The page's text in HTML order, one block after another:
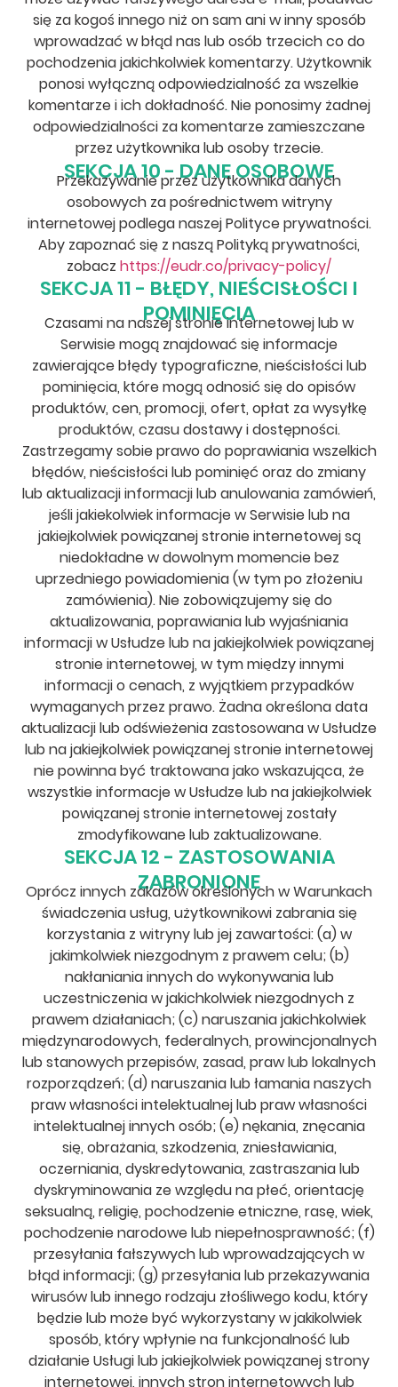
się za kogoś innego niż on sam ani w inny sposób
wprowadzać w błąd nas lub osób trzecich co do
pochodzenia jakichkolwiek komentarzy. Użytkownik
ponosi wyłączną odpowiedzialność za wszelkie
komentarze i ich dokładność. Nie ponosimy żadnej
odpowiedzialności za komentarze zamieszczane
przez użytkownika lub osoby trzecie.
SEKCJA 10 - DANE OSOBOWE
Przekazywanie przez użytkownika danych
osobowych za pośrednictwem witryny
internetowej podlega naszej Polityce prywatności.
Aby zapoznać się z naszą Polityką prywatności,
zobacz https://eudr.co/privacy-policy/
SEKCJA 11 - BŁĘDY, NIEŚCISŁOŚCI I
POMINIĘCIA
Czasami na naszej stronie internetowej lub w
Serwisie mogą znajdować się informacje
zawierające błędy typograficzne, nieścisłości lub
pominięcia, które mogą odnosić się do opisów
produktów, cen, promocji, ofert, opłat za wysyłkę
produktów, czasu dostawy i dostępności.
Zastrzegamy sobie prawo do poprawiania wszelkich
błędów, nieścisłości lub pominięć oraz do zmiany
lub aktualizacji informacji lub anulowania zamówień,
jeśli jakiekolwiek informacje w Serwisie lub na
jakiejkolwiek powiązanej stronie internetowej są
niedokładne w dowolnym momencie bez
uprzedniego powiadomienia (w tym po złożeniu
zamówienia). Nie zobowiązujemy się do
aktualizowania, poprawiania lub wyjaśniania
informacji w Usłudze lub na jakiejkolwiek powiązanej
stronie internetowej, w tym między innymi
informacji o cenach, z wyjątkiem przypadków
wymaganych przez prawo. Żadna określona data
aktualizacji lub odświeżenia zastosowana w Usłudze
lub na jakiejkolwiek powiązanej stronie internetowej
nie powinna być traktowana jako wskazująca, że
wszystkie informacje w Usłudze lub na jakiejkolwiek
powiązanej stronie internetowej zostały
zmodyfikowane lub zaktualizowane.
SEKCJA 12 - ZASTOSOWANIA
ZABRONIONE
Oprócz innych zakazów określonych w Warunkach
świadczenia usług, użytkownikowi zabrania się
korzystania z witryny lub jej zawartości: (a) w
jakimkolwiek niezgodnym z prawem celu; (b)
nakłaniania innych do wykonywania lub
uczestniczenia w jakichkolwiek niezgodnych z
prawem działaniach; (c) naruszania jakichkolwiek
międzynarodowych, federalnych, prowincjonalnych
lub stanowych przepisów, zasad, praw lub lokalnych
rozporządzeń; (d) naruszania lub łamania naszych
praw własności intelektualnej lub praw własności
intelektualnej innych osób; (e) nękania, znęcania
się, obrażania, szkodzenia, zniesławiania,
oczerniania, dyskredytowania, zastraszania lub
dyskryminowania ze względu na płeć, orientację
seksualną, religię, pochodzenie etniczne, rasę, wiek,
pochodzenie narodowe lub niepełnosprawność; (f)
przesyłania fałszywych lub wprowadzających w
błąd informacji; (g) przesyłania lub przekazywania
wirusów lub innego rodzaju złośliwego kodu, który
będzie lub może być wykorzystany w jakikolwiek
sposób, który wpłynie na funkcjonalność lub
działanie Usługi lub jakiejkolwiek powiązanej strony
internetowej, innych stron internetowych lub